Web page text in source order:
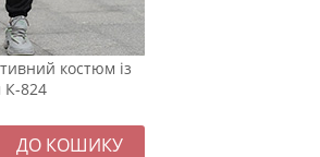
костюм із
824